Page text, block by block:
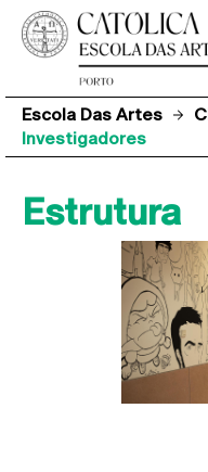
Escola Das Artes
Investigadores
Estrutura